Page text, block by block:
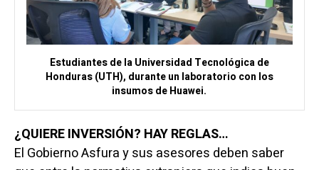
Estudiantes de la Universidad Tecnológica de
Honduras (UTH), durante un laboratorio con los
insumos de Huawei.
¿QUIERE INVERSIÓN? HAY REGLAS…
El Gobierno Asfura y sus asesores deben saber